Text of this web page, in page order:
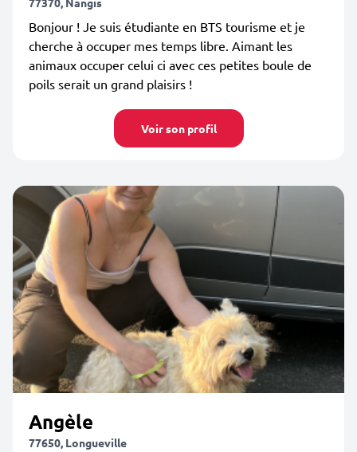
Bonjour ! Je suis étudiante en BTS tourisme et je
cherche à occuper mes temps libre. Aimant les
animaux occuper celui ci avec ces petites boule de
poils serait un grand plaisirs !
Voir son profil
Angèle
77650, Longueville